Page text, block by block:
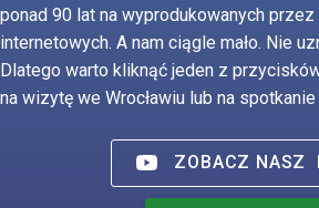
ponad 90 lat na wyprodukowanych przez
internetowych. A nam ciągle mało. Nie
Dlatego warto kliknąć jeden z
na wizytę we Wrocławiu lub na spotkanie
ZOBACZ NASZ